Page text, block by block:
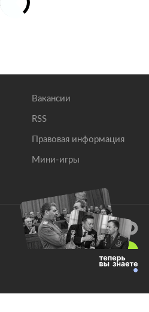
Вакансии
RSS
Правовая информация
Мини-игры
Все права защищены.